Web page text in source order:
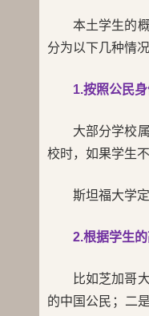
本土学生的
分为以下几种情
1.按照公民
大部分学校
校时，如果学生
斯坦福大学
2.根据学生
比如芝加哥
的中国公民；二